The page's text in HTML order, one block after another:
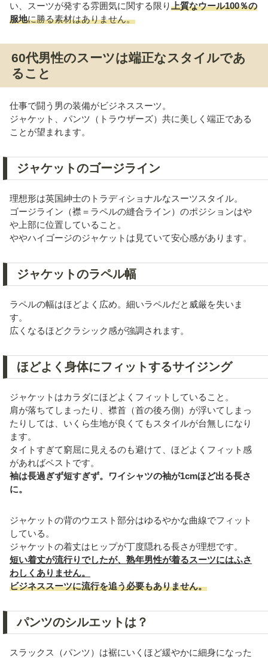
い、スーツが発する雰囲気に関する限り上質なウール100％の
服地に勝る素材はありません。
60代男性のスーツは端正なスタイルであ
ること
仕事で闘う男の装備がビジネススーツ。
ジャケット、パンツ（トラウザーズ）共に美しく端正である
ことが望まれます。
ジャケットのゴージライン
理想形は英国紳士のトラディショナルなスーツスタイル。
ゴージライン（襟＝ラペルの縫合ライン）のポジションはや
や上部に位置していること。
ややハイゴージのジャケットは見ていて安心感があります。
ジャケットのラペル幅
ラペルの幅はほどよく広め。細いラペルだと威厳を失いま
す。
広くなるほどクラシック感が強調されます。
ほどよく身体にフィットするサイジング
ジャケットはカラダにほどよくフィットしていること。
肩が落ちてしまったり、襟首（首の後ろ側）が浮いてしまっ
たりしては、いくら生地が良くてもスタイルが台無しになり
ます。
タイトすぎて窮屈に見えるのも避けて、ほどよくフィット感
があればベストです。
袖は長過ぎず短すぎず。ワイシャツの袖が1cmほど出る長さ
に。
ジャケットの背のウエスト部分はゆるやかな曲線でフィット
している。
ジャケットの着丈はヒップが丁度隠れる長さが理想です。
短い着丈が流行りでしたが、熟年男性が着るスーツにはふさ
わしくありません。
ビジネススーツに流行を追う必要もありません。
パンツのシルエットは？
スラックス（パンツ）は裾にいくほど緩やかに細身になった